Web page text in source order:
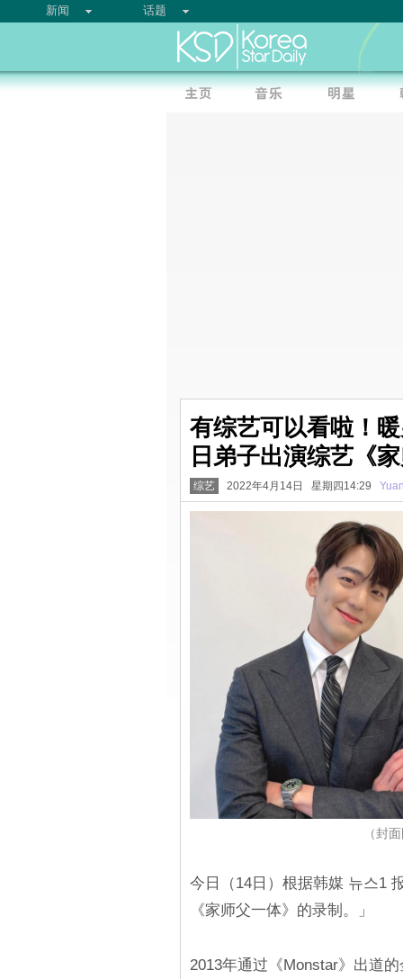
新闻 话题
有综艺可以看啦！
日弟子出演综艺《
综艺 2022年4月14日 星期四14:29
（封
今日（14日）根据韩媒 뉴스1
《家师父一体》的录制。」
2013年通过《Monstar》出道